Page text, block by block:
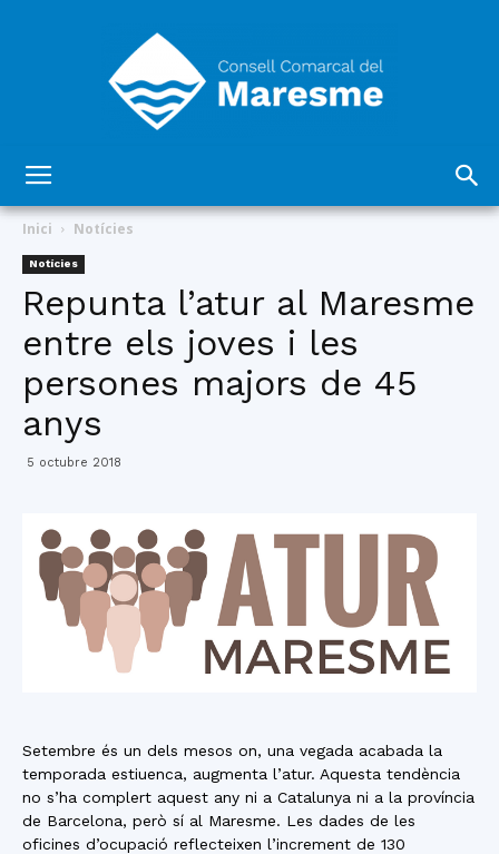
Comarcal
del
Inici Notícies
Notícies
Repunta l’atur al Maresme
entre els joves i les
persones majors de 45
anys
5 octubre 2018
Setembre és un dels mesos on, una vegada acabada la
temporada estiuenca, augmenta l’atur. Aquesta tendència
no s’ha complert aquest any ni a Catalunya ni a la província
de Barcelona, però sí al Maresme. Les dades de les
oficines d’ocupació reflecteixen l’increment de 130